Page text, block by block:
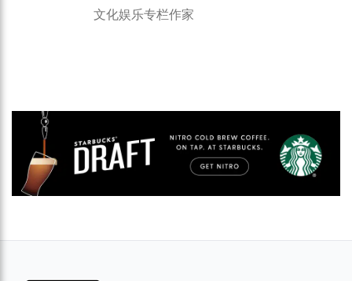
文化娱乐专栏作家